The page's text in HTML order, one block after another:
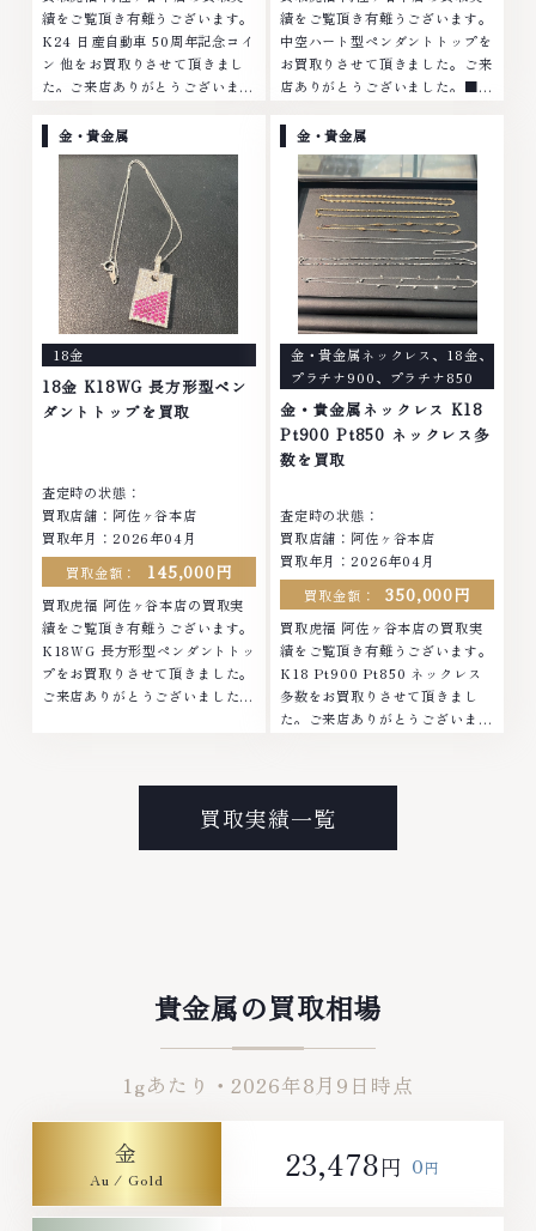
績をご覧頂き有難うございます。
K24 日産自動車 50周年記念コイ
ン 他をお買取りさせて頂きまし
た。ご来店ありがとうございまし
ラチナ ダイヤモンド ブランド品
ブランド衣類 お酒買取りのこと
なら、お任せくださいなかでも
金・プラチナ等のアクセサリー・
貴金属・宝石・ダイヤモンド・ジ
ュエリーや ブランド品・時計等
は特に自信を持って、高額査定を
実現しております。 古くて使わ
なくなってしまったアクセサリ
ー、動かなくなってしまった腕時
計、多くのお品物の高価買取りを
実現しており、他店ではお値段の
付かなかったお品物でも、一点一
～19:00定休日: 年中無休
績をご覧頂き有難うございます。
中空ハート型ペンダントトップを
お買取りさせて頂きました。ご来
店ありがとうございました。■地
イヤモンド ブランド品 ブランド
衣類 お酒買取りのことなら、お
任せくださいなかでも金・プラチ
ナ等のアクセサリー・貴金属・宝
石・ダイヤモンド・ジュエリーや
ブランド品・時計等は特に自信を
持って、高額査定を実現しており
ます。 古くて使わなくなってし
まったアクセサリー、動かなくな
ってしまった腕時計、多くのお品
物の高価買取りを実現しており、
他店ではお値段の付かなかったお
品物でも、一点一点丁寧に無料で
査定します。お気軽にご連絡くだ
さい。TEL: 0120-959-764営
業時間: 10:00～19:00定休日: 年
金・貴金属
18金
18金 K18WG 長方形型ペン
ダントトップを買取
査定時の状態：
買取店舗：阿佐ヶ谷本店
買取年月：2026年04月
買取金額：
145,000円
買取虎福 阿佐ヶ谷本店の買取実
績をご覧頂き有難うございます。
K18WG 長方形型ペンダントトッ
プをお買取りさせて頂きました。
ご来店ありがとうございました。
ら、お任せくださいなかでも金・
プラチナ等のアクセサリー・貴金
属・宝石・ダイヤモンド・ジュエ
リーや ブランド品・時計等は特
ており、他店ではお値段の付かな
かったお品物でも、一点一点丁寧
959-764営業時間: 10:00～
金・貴金属
金・貴金属ネックレス 、 18金、
プラチナ900、 プラチナ850
金・貴金属ネックレス K18
Pt900 Pt850 ネックレス多
数を買取
査定時の状態：
買取店舗：阿佐ヶ谷本店
買取年月：2026年04月
買取金額：
350,000円
買取虎福 阿佐ヶ谷本店の買取実
績をご覧頂き有難うございます。
K18 Pt900 Pt850 ネックレス
多数をお買取りさせて頂きまし
た。ご来店ありがとうございまし
ブランド衣類 お酒買取りのこと
なら、お任せくださいなかでも
金・プラチナ等のアクセサリー・
貴金属・宝石・ダイヤモンド・ジ
計、多くのお品物の高価買取りを
実現しており、他店ではお値段の
軽にご連絡ください。TEL:
買取実績一覧
貴金属の買取相場
1gあたり・2026年8月9日 時点
金 23,478円 0円